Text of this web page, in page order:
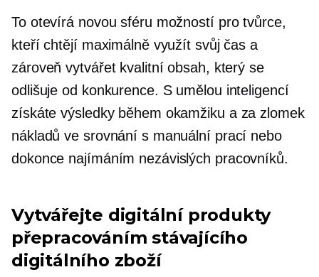
To otevírá novou sféru možností pro tvůrce,
kteří chtějí maximálně využít svůj čas a
zároveň vytvářet kvalitní obsah, který se
odlišuje od konkurence. S umělou inteligencí
získáte výsledky během okamžiku a za zlomek
nákladů ve srovnání s manuální prací nebo
dokonce najímáním nezávislých pracovníků.
Vytvářejte digitální produkty
přepracováním stávajícího
digitálního zboží